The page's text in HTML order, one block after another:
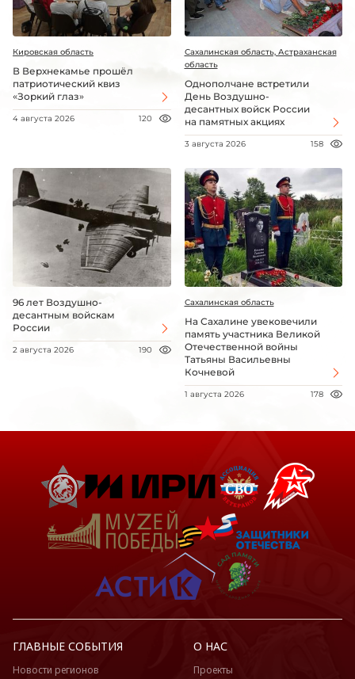
Кировская область
В Верхнекамье прошёл
патриотический квиз
«Зоркий глаз»
4 августа 2026 120
Сахалинская область, Астраханская
область
Однополчане встретили
День Воздушно-
десантных войск России
на памятных акциях
3 августа 2026 158
96 лет Воздушно-
десантным войскам
России
2 августа 2026 190
Сахалинская область
На Сахалине увековечили
память участника Великой
Отечественной войны
Татьяны Васильевны
Кочневой
1 августа 2026 178
ГЛАВНЫЕ СОБЫТИЯ
Новости регионов
О НАС
Проекты